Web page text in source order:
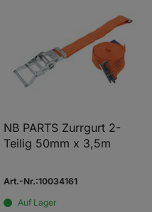
NB PARTS Zurrgurt 2-
Teilig 50mm x 3,5m
Art.-Nr.:10034161
Auf Lager